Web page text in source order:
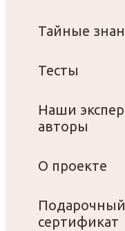
Тайные
Тесты
Наши
авторы
О проекте
Подарочный
сертификат